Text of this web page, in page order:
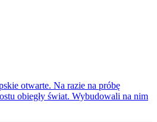
otwarte. Na razie na próbę
obiegły świat. Wybudowali na nim